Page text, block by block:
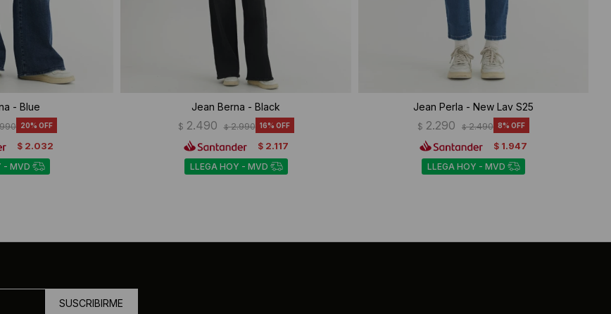
- Blue
20
$ 2.032
- MVD
Jean Berna - Black
$ 2.490 $ 2.990 16
$ 2.117
LLEGA HOY - MVD
Jean Perla - New Lav S25
$ 2.290 $ 2.490 8
$ 1.947
LLEGA HOY - MVD
SUSCRIBIRME